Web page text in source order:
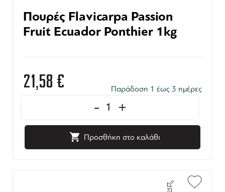
Πουρές Flavicarpa Passion
Fruit Ecuador Ponthier 1kg
21,58 € Παράδοση 1 έως 3 ημέρες
- +
Προσθήκη στο καλάθι